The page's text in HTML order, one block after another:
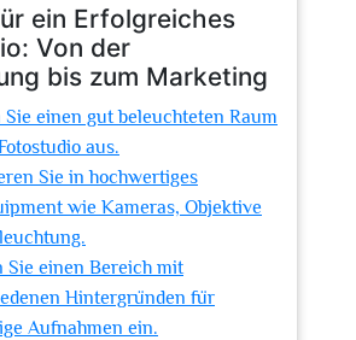
ein Erfolgreiches
Von der
bis zum Marketing
Sie einen gut beleuchteten Raum
aus.
Sie in hochwertiges
wie Kameras, Objektive
Sie einen Bereich mit
Hintergründen für
Aufnahmen ein.